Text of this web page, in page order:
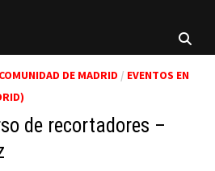
DE MADRID / EVENTOS EN
de recortadores –